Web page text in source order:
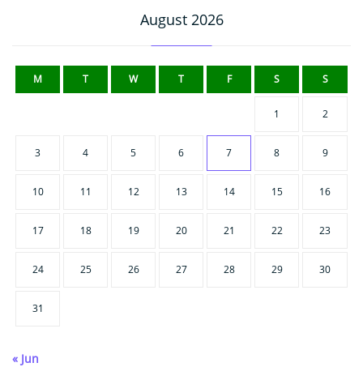
August 2026
M T W T F S S
1 2
3 4 5 6 7 8 9
10 11 12 13 14 15 16
17 18 19 20 21 22 23
24 25 26 27 28 29 30
31
« Jun